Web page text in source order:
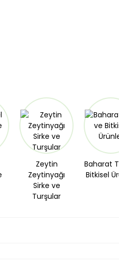
Zeytin
Zeytinyağı
Sirke ve
Turşular
Baharat
Bitkisel